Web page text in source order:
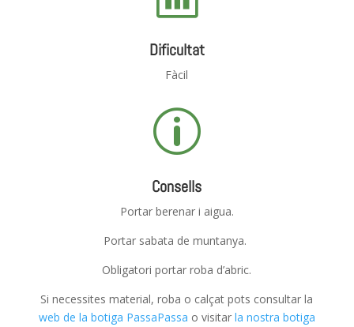
Dificultat
Fàcil
p
Consells
Portar berenar i aigua.
Portar sabata de muntanya.
Obligatori portar roba d’abric.
Si necessites material, roba o calçat pots consultar la
web de la botiga PassaPassa o visitar la nostra botiga